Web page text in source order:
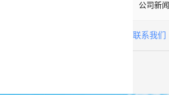
公司新闻
联系我们